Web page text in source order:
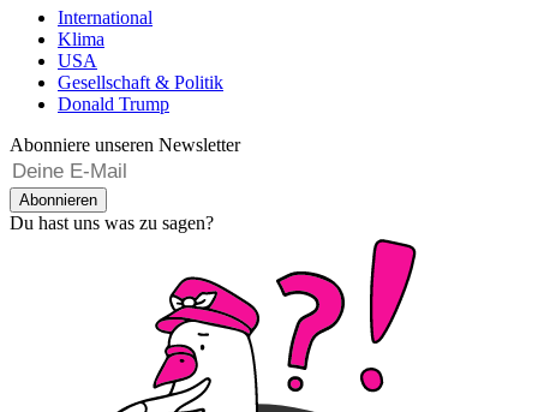
International
Klima
USA
Gesellschaft & Politik
Donald Trump
Abonniere unseren Newsletter
Abonnieren
Du hast uns was zu sagen?